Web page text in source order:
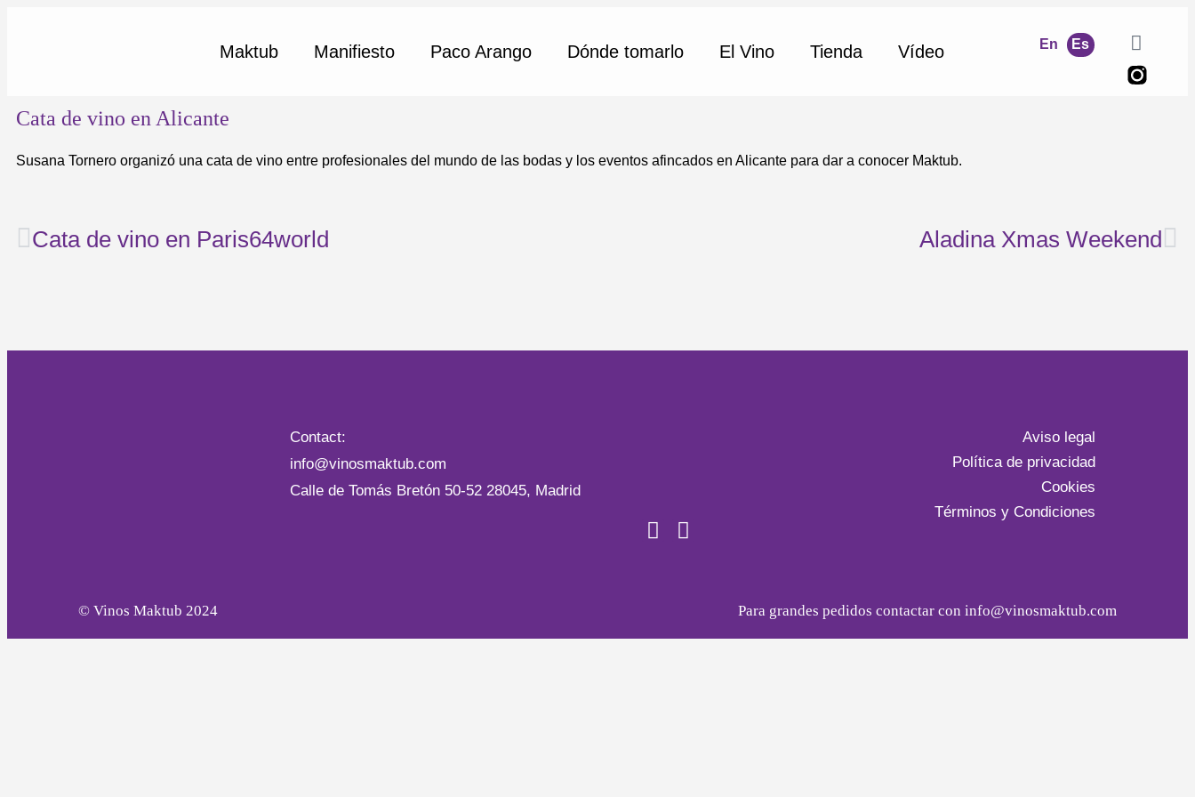
Maktub Manifiesto Paco Arango Dónde tomarlo El Vino Tienda Vídeo En Es
Cata de vino en Alicante
Susana Tornero organizó una cata de vino entre profesionales del mundo de las bodas y los eventos afincados en Alicante para dar a conocer Maktub.
Cata de vino en Paris64world Aladina Xmas Weekend
Contact:
info@vinosmaktub.com
Calle de Tomás Bretón 50-52 28045, Madrid
Aviso legal
Política de privacidad
Cookies
Términos y Condiciones
© Vinos Maktub 2024 Para grandes pedidos contactar con info@vinosmaktub.com